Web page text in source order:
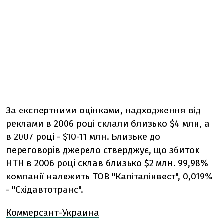
За експертними оцінками, надходження від
реклами в 2006 році склали близько $4 млн, а
в 2007 році - $10-11 млн. Близьке до
переговорів джерело стверджує, що збиток
НТН в 2006 році склав близько $2 млн. 99,98%
компанії належить ТОВ "Капіталінвест", 0,019%
- "Східавтотранс".
Коммерсант-Украина